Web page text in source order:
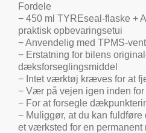
Fordele
− 450 ml TYREseal-flaske +
praktisk opbevaringsetui
− Anvendelig med TPMS-
− Erstatning for bilens
dæksforseglingsmiddel
− Intet værktøj kræves for at
− Vær på vejen igen inden for
− For at forsegle
− Muliggør, at du kan fuldføre
et værksted for en permanent